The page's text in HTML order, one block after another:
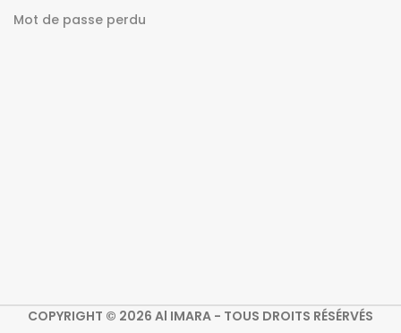
Mot de passe perdu
COPYRIGHT © 2026 Al IMARA - TOUS DROITS RÉSÉRVÉS